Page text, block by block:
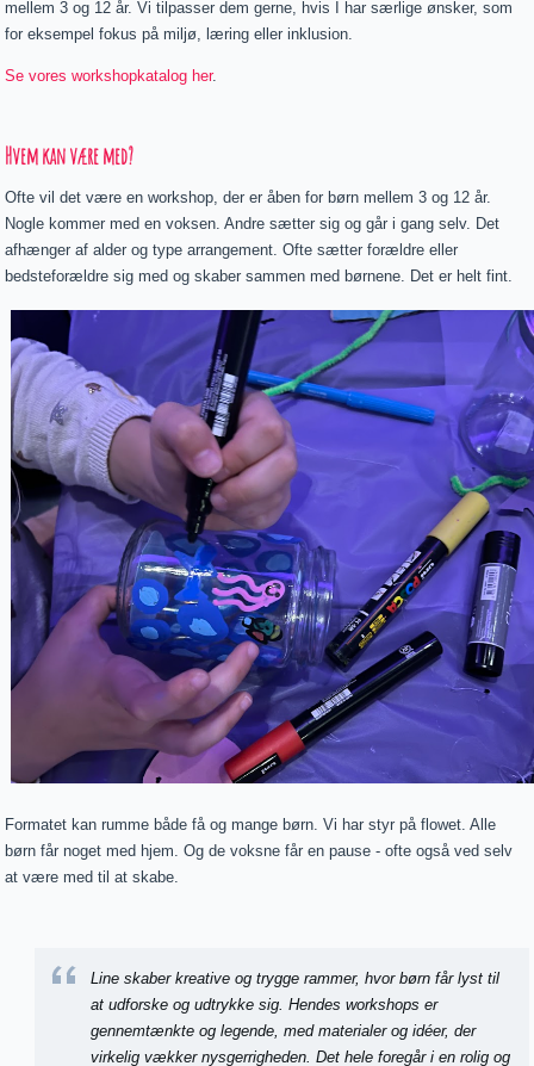
mellem 3 og 12 år. Vi tilpasser dem gerne, hvis I har særlige ønsker, som
for eksempel fokus på miljø, læring eller inklusion.
Se vores workshopkatalog her.
Hvem kan være med?
Ofte vil det være en workshop, der er åben for børn mellem 3 og 12 år.
Nogle kommer med en voksen. Andre sætter sig og går i gang selv. Det
afhænger af alder og type arrangement. Ofte sætter forældre eller
bedsteforældre sig med og skaber sammen med børnene. Det er helt fint.
Formatet kan rumme både få og mange børn. Vi har styr på flowet. Alle
børn får noget med hjem. Og de voksne får en pause - ofte også ved selv
at være med til at skabe.
Line skaber kreative og trygge rammer, hvor børn får lyst til
at udforske og udtrykke sig. Hendes workshops er
gennemtænkte og legende, med materialer og idéer, der
virkelig vækker nysgerrigheden. Det hele foregår i en rolig og